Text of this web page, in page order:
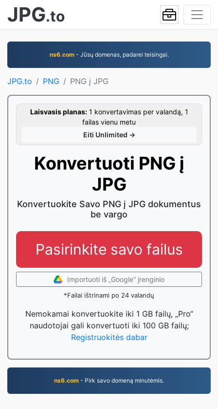
JPG.to
ns6.com- Jūsų domenas, padarei teisingai.
JPG.to PNG PNG į JPG
Laisvasis planas:1 konvertavimas per valandą, 1
failas vienu metu
Eiti Unlimited →
Konvertuoti PNG į
JPG
Konvertuokite Savo PNG į JPG dokumentus
be vargo
Pasirinkite savo failus
Importuoti iš „Google“ įrenginio
*Failai ištrinami po 24 valandų
Nemokamai konvertuokite iki 1 GB failų, „Pro“
naudotojai gali konvertuoti iki 100 GB failų;
Registruokitės dabar
ns6.com - Pirk savo domeną minutėmis.